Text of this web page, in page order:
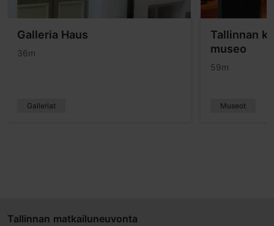
Galleria Haus
36m
Galleriat
Tallinnan
museo
59m
Museot
Tallinnan matkailuneuvonta